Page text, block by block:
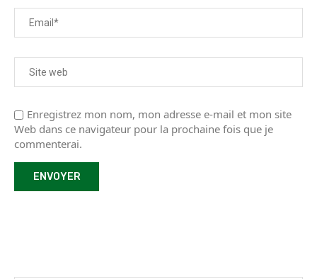
Enregistrez mon nom, mon adresse e-mail et mon site
Web dans ce navigateur pour la prochaine fois que je
commenterai.